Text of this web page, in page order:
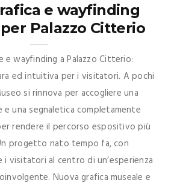
e wayfinding
Palazzo Citterio
e wayfinding a Palazzo Citterio:
ed intuitiva per i visitatori. A pochi
si rinnova per accogliere una
e una segnaletica completamente
rendere il percorso espositivo più
progetto nato tempo fa, con
visitatori al centro di un’esperienza
Nuova grafica museale e